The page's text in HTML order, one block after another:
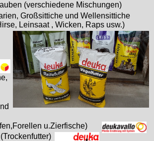
(verschiedene Mischungen)
Großsittiche und Wellensittiche
Leinsaat , Wicken, Raps usw.)
u.Zierfische)